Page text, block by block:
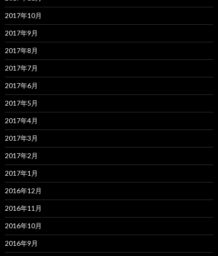
2017年10月
2017年9月
2017年8月
2017年7月
2017年6月
2017年5月
2017年4月
2017年3月
2017年2月
2017年1月
2016年12月
2016年11月
2016年10月
2016年9月